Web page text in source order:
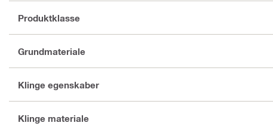
Produktklasse
Grundmateriale
Klinge egenskaber
Klinge materiale